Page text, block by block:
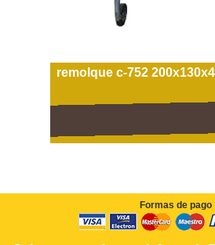
remolque c-752
Formas de pago